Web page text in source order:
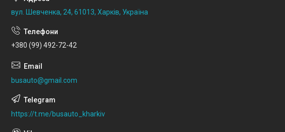
вул. Шевченка, 24, 61013, Харків, Україна
+380 (99) 492-72-42
busauto@gmail.com
https://t.me/busauto_kharkiv